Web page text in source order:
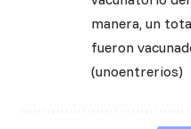
manera, un
fueron
(unoentrerios)